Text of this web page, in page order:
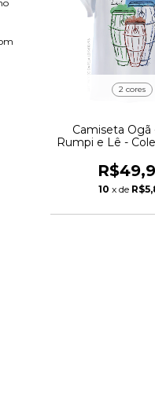
2 cores
Camiseta Ogã
Rumpi e Lê -
10 x de